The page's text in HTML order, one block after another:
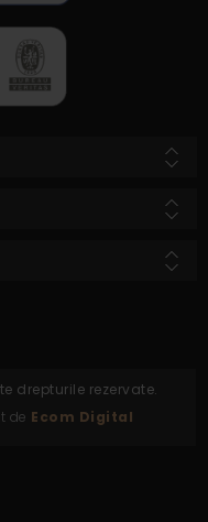
drepturile rezervate.
de Ecom Digital